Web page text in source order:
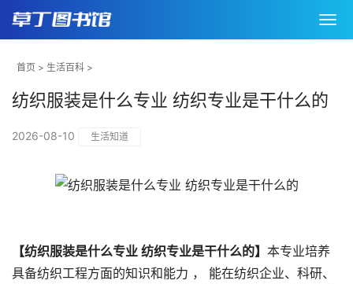
首页 > 生活百科 >
纺织服装是什么专业 纺织专业是干什么的
2026-08-10 生活知道
【纺织服装是什么专业 纺织专业是干什么的】 本专业培养
具备纺织工程方面的知识和能力 ， 能在纺织企业、科研、